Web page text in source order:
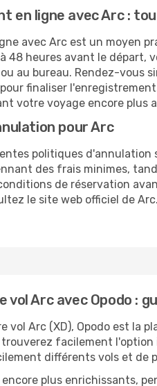
en ligne avec Arc :
avec Arc est un moyen
48 heures avant le départ,
au bureau. Rendez-vous
finaliser
votre voyage encore plus
pour Arc
politiques
des frais minimes,
de réservation
le site web officiel de
vol Arc avec Opodo :
vol Arc (XD), Opodo est la
facilement l'option
différents vols et de
plus enrichissants,